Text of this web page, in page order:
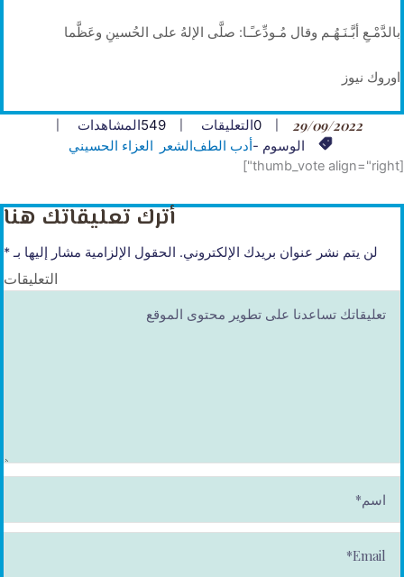
بالدَّمْـعِ أبَّـنَـهُـم وقال مُـودِّعـًـا: صلَّى الإلهُ على الحُسينِ وعَظَّما
اوروك نيوز
29/09/2022
0التعليقات 549المشاهدات
الوسوم -أدب الطفالشعر العزاء الحسيني
[thumb_vote align="right"]
أترك تعليقاتك هنا
لن يتم نشر عنوان بريدك الإلكتروني. الحقول الإلزامية مشار إليها بـ*
التعليقات
م
*